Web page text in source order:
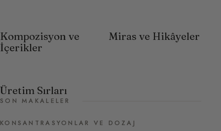
Kompozisyon ve
İçerikler
Miras ve Hikâyeler
Üretim Sırları
SON MAKALELER
KONSANTRASYONLAR VE DOZAJ